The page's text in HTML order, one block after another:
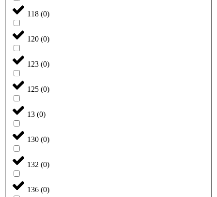
118 (0)
120 (0)
123 (0)
125 (0)
13 (0)
130 (0)
132 (0)
136 (0)